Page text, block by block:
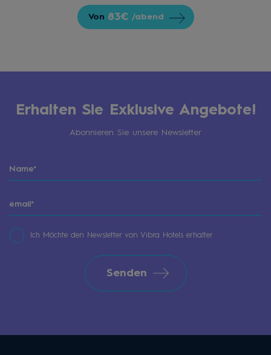
Von 83€ /abend
Erhalten Sie Exklusive Angebote!
Abonnieren Sie unsere Newsletter
Ich Möchte den Newsletter von Vibra Hotels erhalter
Senden